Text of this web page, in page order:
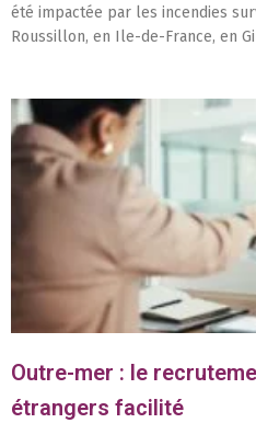
été impactée par les incendies
Roussillon, en Ile-de-France, en
Outre-mer : le
étrangers facilité